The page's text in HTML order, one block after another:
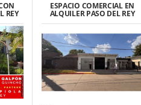
REY
ESPACIO COMERCIAL EN
ALQUILER PASO DEL REY